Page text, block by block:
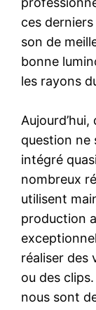
ces
son de
bonne
les rayons
question ne
intégré
nombreux
utilisent
production
réaliser des
ou des
nous sont